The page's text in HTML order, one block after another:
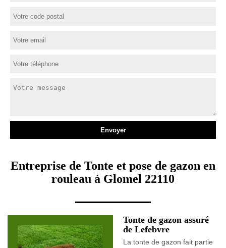
Entreprise de Tonte et pose de gazon en
rouleau à Glomel 22110
Tonte de gazon assuré
de Lefebvre
La tonte de gazon fait partie